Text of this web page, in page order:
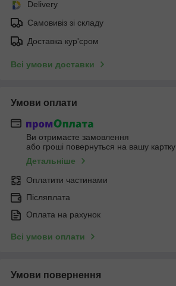
Delivery
Самовивіз зі складу
Доставка кур'єром
Всі умови доставки
Умови оплати
Ви отримаєте замовлення
або гроші повернуться на вашу картку
Детальніше
Оплатити частинами
Післяплата
Оплата на рахунок
Всі умови оплати
Умови повернення